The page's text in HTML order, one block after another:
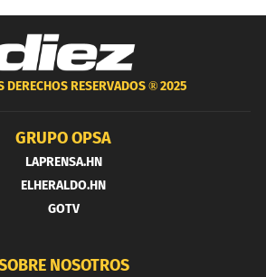
DERECHOS RESERVADOS ®2025
GRUPO OPSA
LAPRENSA.HN
ELHERALDO.HN
GOTV
NOSOTROS